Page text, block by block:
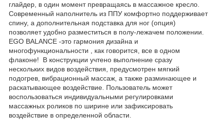
глайдер, в один момент превращаясь в массажное кресло.
Современный наполнитель из ППУ комфортно поддерживает
спину, а дополнительная подставка для ног (опция)
позволяет удобно разместиться в полу-лежачем положении.
EGO BALANCE -это гармония дизайна и
многофункциональности , как говорится, все в одном
флаконе! В конструкции учтено выполнение сразу
нескольких видов воздействия, предусмотрен мягкий
подогрев, вибрационный массаж, а также разминающее и
раскатывающее воздействие. Пользователь может
воспользоваться индивидуальными регулировками
массажных роликов по ширине или зафиксировать
воздействие в определенной области.